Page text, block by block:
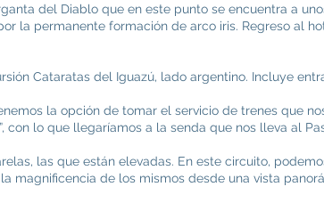
del Diablo que en este punto se encuentra a
la permanente formación de arco iris. Regreso al
Cataratas del Iguazú, lado argentino. Incluye
la opción de tomar el servicio de trenes que
con lo que llegaríamos a la senda que nos lleva al
las que están elevadas. En este circuito,
magnificencia de los mismos desde una vista